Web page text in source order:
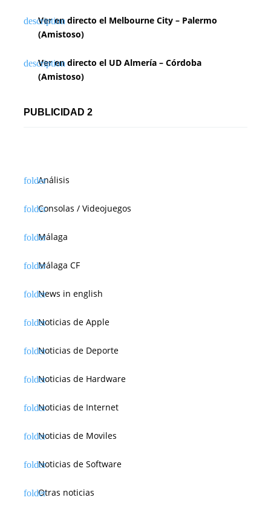
Ver en directo el Melbourne City – Palermo
(Amistoso)
Ver en directo el UD Almería – Córdoba
(Amistoso)
PUBLICIDAD 2
Análisis
Consolas / Videojuegos
Málaga
Málaga CF
News in english
Noticias de Apple
Noticias de Deporte
Noticias de Hardware
Noticias de Internet
Noticias de Moviles
Noticias de Software
Otras noticias